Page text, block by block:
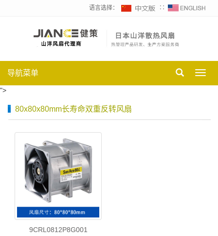
语言选择： ∷
导航菜单
">
80x80x80mm长寿命双重反转风扇
9CRL0812P8G001